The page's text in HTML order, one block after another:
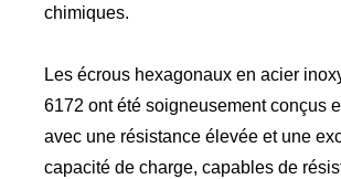
chimiques.
Les écrous hexagonaux en acier
6172 ont été soigneusement conçus
avec une résistance élevée et une
capacité de charge, capables de